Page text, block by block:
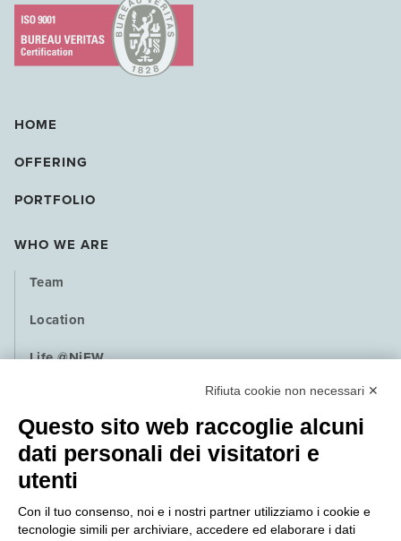
HOME
OFFERING
PORTFOLIO
WHO WE ARE
Team
Location
Life @NiEW
Contact
NEWS
PRESS
Rifiuta cookie non necessari ✕
Questo sito web raccoglie alcuni
dati personali dei visitatori e
utenti
Con il tuo consenso, noi e i nostri partner utilizziamo i cookie e
tecnologie simili per archiviare, accedere ed elaborare i dati